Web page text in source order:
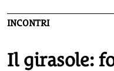
INCONTRI
Il girasole: